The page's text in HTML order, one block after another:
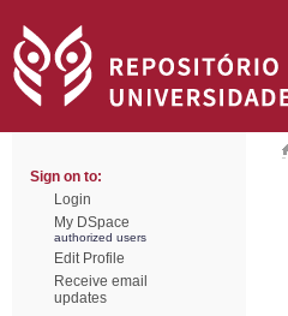
Sign on to:
Login
My DSpace
authorized users
Edit Profile
Receive email
updates